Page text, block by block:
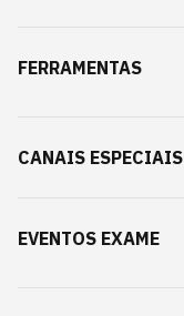
FERRAMENTAS
CANAIS ESPECIAIS
EVENTOS EXAME